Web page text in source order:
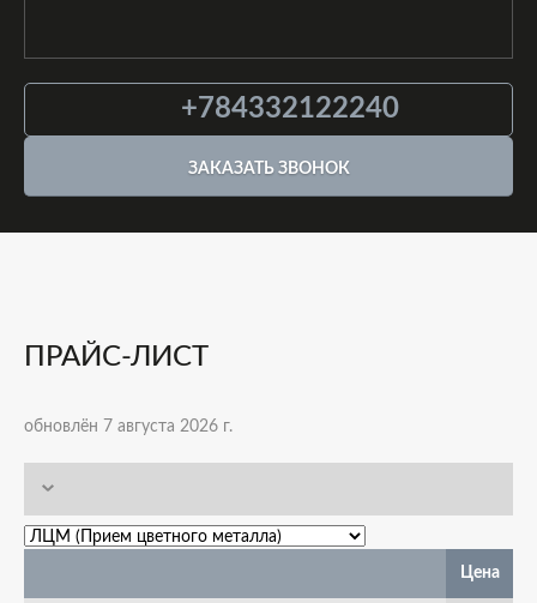
+784332122240
ЗАКАЗАТЬ ЗВОНОК
ПРАЙС-ЛИСТ
обновлён 7 августа 2026 г.
Цена